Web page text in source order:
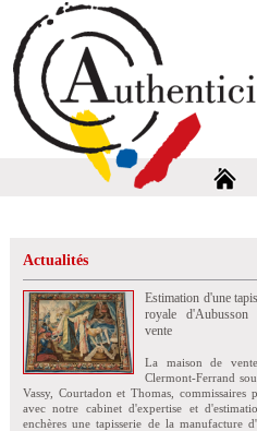
Actualités
Estimation d'une
royale d'Aubusson
vente
La maison de
Clermont-Ferrand
Vassy, Courtadon et Thomas, commissaires
avec notre cabinet d'expertise et
enchères une tapisserie de la manufacture